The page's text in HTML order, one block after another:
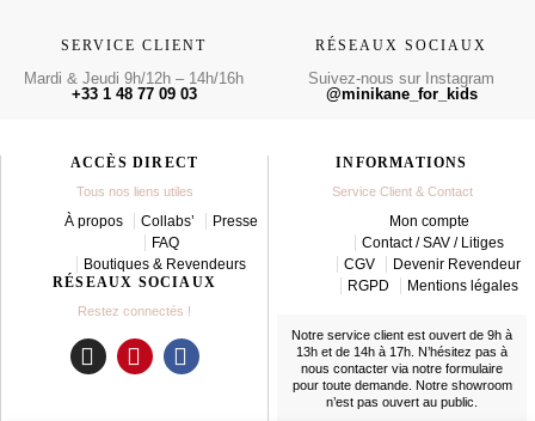
SERVICE CLIENT
Mardi & Jeudi 9h/12h – 14h/16h
+33 1 48 77 09 03
RÉSEAUX SOCIAUX
Suivez-nous sur Instagram
@minikane_for_kids
ACCÈS DIRECT
Tous nos liens utiles
À propos Collabs’
Presse
FAQ
Boutiques & Revendeurs
RÉSEAUX SOCIAUX
Restez connectés !
I
P
F
INFORMATIONS
Service Client & Contact
Mon compte
Contact / SAV / Litiges
CGV
Devenir Revendeur
RGPD
Mentions légales
Notre service client est ouvert de 9h à
13h et de 14h à 17h. N’hésitez pas à
nous contacter via notre formulaire
pour toute demande. Notre showroom
n’est pas ouvert au public.